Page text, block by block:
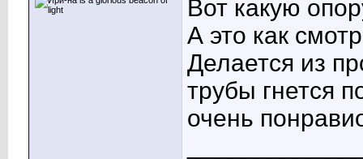
Вот какую
А это как
Делается из
трубы гнется
очень